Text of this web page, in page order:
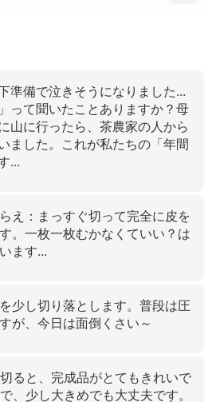
準備で泣きそうになりました...
って聞いたことありますか？母
山に行ったら、茶農家の人から
ました。これが私たちの「年間
...
え：まっすぐ切って完全に皮を
。一枚一枚むかなくていい？は
ます...
少し切り落とします。普段は圧
が、今日は面倒くさい～
ると、完成品がとてもきれいで
、少し大きめでも大丈夫です。